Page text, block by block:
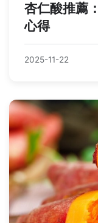
杏仁酸推薦
心得
2025-11-22